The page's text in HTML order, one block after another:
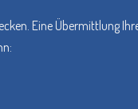
Eine Übermittlung